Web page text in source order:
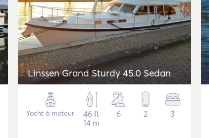
Linssen Grand Sturdy 45.0 Sedan
Yacht à moteur
46 ft
14 m
6 2 3